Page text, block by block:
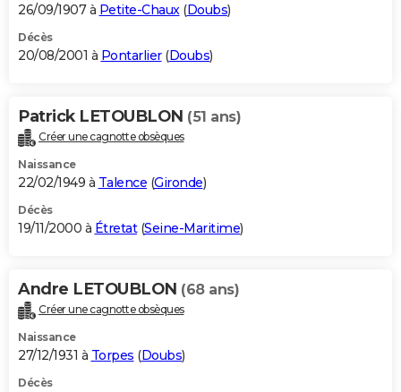
26/09/1907 à Petite-Chaux(Doubs)
Décès
20/08/2001 à Pontarlier(Doubs)
Patrick LETOUBLON (51 ans)
Créer une cagnotte obsèques
Naissance
22/02/1949 à Talence (Gironde)
Décès
19/11/2000 à Étretat(Seine-Maritime)
Andre LETOUBLON (68 ans)
Créer une cagnotte obsèques
Naissance
27/12/1931 à Torpes (Doubs)
Décès